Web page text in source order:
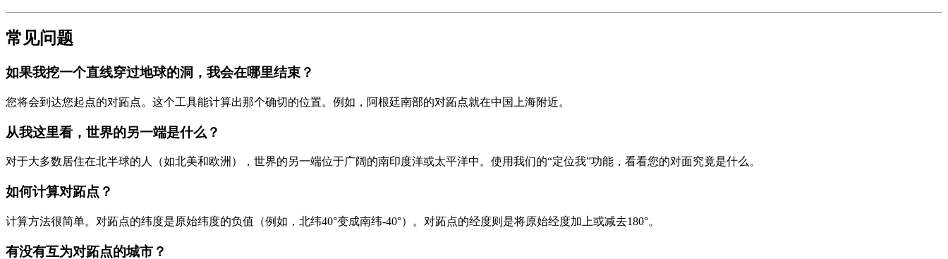
常见问题
如果我挖一个直线穿过地球的洞，我会在哪里结束？
您将会到达您起点的对跖点。这个工具能计算出那个确切的位置。例如，阿根廷南部的对跖点就在中国上海附近。
从我这里看，世界的另一端是什么？
对于大多数居住在北半球的人（如北美和欧洲），世界的另一端位于广阔的南印度洋或太平洋中。使用我们的“定位我”功能，看看您的对面究竟是什么。
如何计算对跖点？
计算方法很简单。对跖点的纬度是原始纬度的负值（例如，北纬40°变成南纬-40°）。对跖点的经度则是将原始经度加上或减去180°。
有没有互为对跖点的城市？